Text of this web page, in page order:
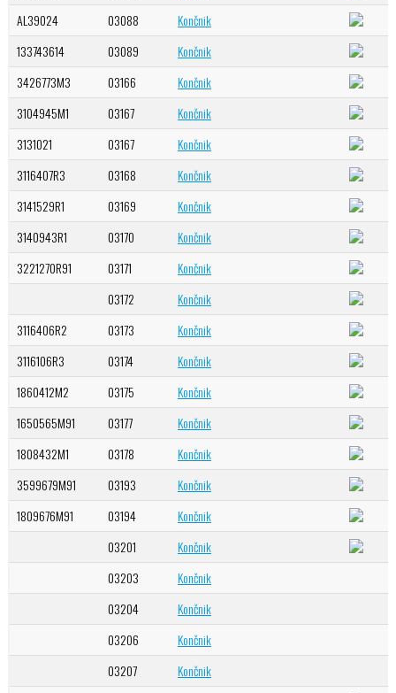
AL39024
03088
Končnik
133743614
03089
Končnik
3426773M3
03166
Končnik
3104945M1
03167
Končnik
3131021
03167
Končnik
3116407R3
03168
Končnik
3141529R1
03169
Končnik
3140943R1
03170
Končnik
3221270R91
03171
Končnik
03172
Končnik
3116406R2
03173
Končnik
3116106R3
03174
Končnik
1860412M2
03175
Končnik
1650565M91
03177
Končnik
1808432M1
03178
Končnik
3599679M91
03193
Končnik
1809676M91
03194
Končnik
03201
Končnik
03203
Končnik
03204
Končnik
03206
Končnik
03207
Končnik